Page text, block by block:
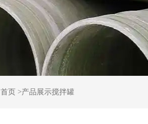
首页 >产品展示搅拌罐